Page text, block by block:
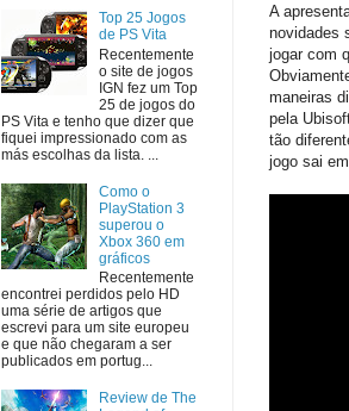
A
novidades
jogar com
maneiras
pela
tão
jogo sai
Top 25 Jogos
de PS Vita
Recentemente
o site de jogos
IGN fez um Top
25 de jogos do
PS Vita e tenho que dizer que
fiquei impressionado com as
más escolhas da lista. ...
Como o
PlayStation 3
superou o
Xbox 360 em
gráficos
Recentemente
encontrei perdidos pelo HD
uma série de artigos que
escrevi para um site europeu
e que não chegaram a ser
publicados em portug...
Review de The